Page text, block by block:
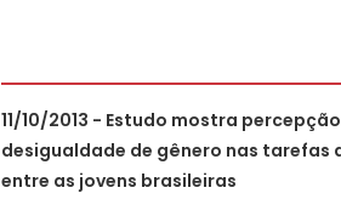
11/10/2013 - Estudo mostra
desigualdade de gênero nas tarefas
entre as jovens brasileiras